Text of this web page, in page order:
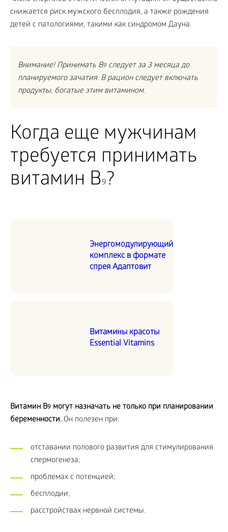
снижается риск мужского бесплодия, а также рождения
детей с патологиями, такими как синдромом Дауна.
Внимание! Принимать B9следует за 3 месяца до
планируемого зачатия. В рацион следует включать
продукты, богатые этим витамином.
Когда еще мужчинам
требуется принимать
витамин B9?
Энергомодулирующий
комплекс в формате
спрея Адаптовит
Витамины красоты
Essential Vitamins
Витамин B9 могут назначать не только при планировании
беременности. Он полезен при:
отставании полового развития для стимулирования
спермогенеза;
проблемах с потенцией;
бесплодии;
расстройствах нервной системы.